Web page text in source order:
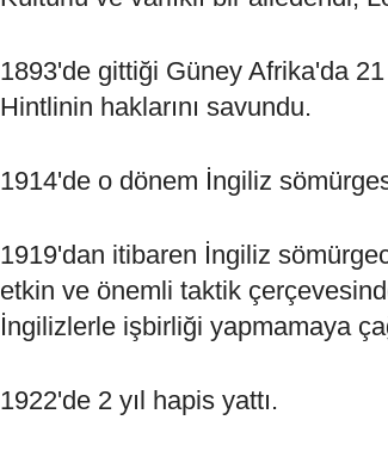
1893'de gittiği Güney Afrika'da
Hintlinin haklarını savundu.
1914'de o dönem İngiliz
1919'dan itibaren İngiliz
etkin ve önemli taktik
İngilizlerle işbirliği yapmamaya
1922'de 2 yıl hapis yattı.